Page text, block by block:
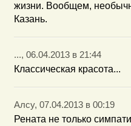
жизни. Вообщем,
Казань.
..., 06.04.2013 в 21:44
Классическая красота...
Алсу, 07.04.2013 в 00:19
Рената не только